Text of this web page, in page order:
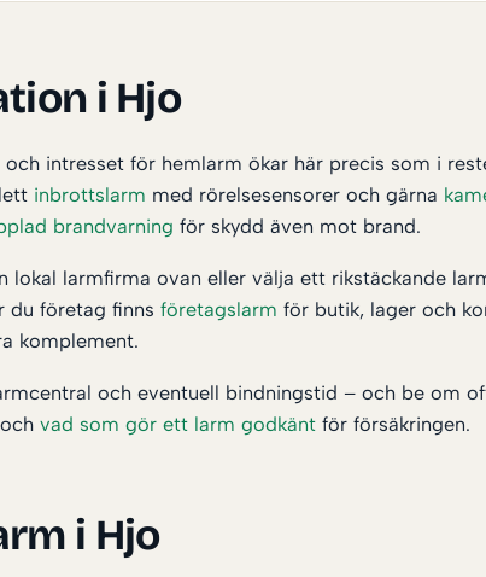
i Hjo
intresset för hemlarm ökar här precis som i
inbrottslarm med rörelsesensorer och gärna
brandvarning för skydd även mot brand.
lokal larmfirma ovan eller välja ett rikstäckande
du företag finns företagslarm för butik, lager och
komplement.
och eventuell bindningstid – och be om
och vad som gör ett larm godkänt för försäkringen.
i Hjo